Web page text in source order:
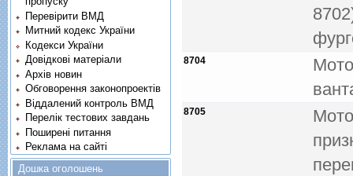
8704
8705
Перевірити ВМД
Митний кодекс України
Кодекси України
Довідкові матеріали
Архів новин
Обговорення законопроектів
Віддалений контроль ВМД
Перелік тестових завдань
Поширені питання
Реклама на сайті
Дошка оголошень